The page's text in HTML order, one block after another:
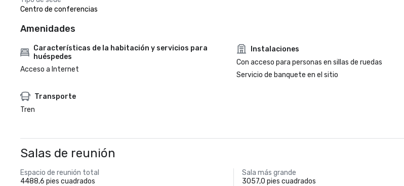
Centro de conferencias
Amenidades
Características de la habitación y servicios para
huéspedes
Acceso a Internet
Instalaciones
Con acceso para personas en sillas de ruedas
Servicio de banquete en el sitio
Transporte
Tren
Salas de reunión
Espacio de reunión total
4488,6 pies cuadrados
Sala más grande
3057,0 pies cuadrados